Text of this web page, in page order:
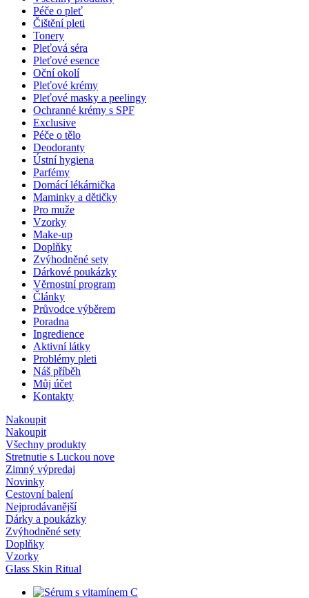
Péče o pleť
Čištění pleti
Tonery
Pleťová séra
Pleťové esence
Oční okolí
Pleťové krémy
Pleťové masky a peelingy
Ochranné krémy s SPF
Exclusive
Péče o tělo
Deodoranty
Ústní hygiena
Parfémy
Domácí lékárnička
Maminky a dětičky
Pro muže
Vzorky
Make-up
Doplňky
Zvýhodněné sety
Dárkové poukázky
Věrnostní program
Články
Průvodce výběrem
Poradna
Ingredience
Aktivní látky
Problémy pleti
Náš příběh
Můj účet
Kontakty
Nakoupit
Nakoupit
Všechny produkty
Stretnutie s Luckou nove
Zimný výpredaj
Novinky
Cestovní balení
Nejprodávanější
Dárky a poukázky
Zvýhodněné sety
Doplňky
Vzorky
Glass Skin Ritual